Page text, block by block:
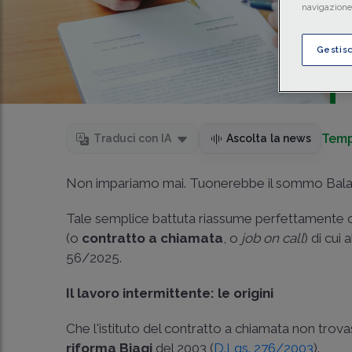
Traduci con IA Ascolta la news
Non impariamo mai. Tuonerebbe il sommo
Tale semplice battuta riassume perfettamente
(o contratto a chiamata, o job on call) di cui
56/2025.
Il lavoro intermittente: le origini
Che l'istituto del contratto a chiamata non
riforma Biagi del 2003 (D.Lgs. 276/2003).